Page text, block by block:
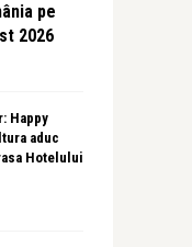
pe
2026
Happy
aduc
Hotelului